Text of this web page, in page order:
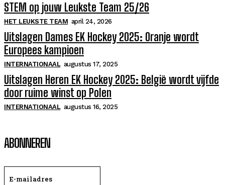
STEM op jouw Leukste Team 25/26
HET LEUKSTE TEAM april 24, 2026
Uitslagen Dames EK Hockey 2025: Oranje wordt
Europees kampioen
INTERNATIONAAL augustus 17, 2025
Uitslagen Heren EK Hockey 2025: België wordt vijfde
door ruime winst op Polen
INTERNATIONAAL augustus 16, 2025
ABONNEREN